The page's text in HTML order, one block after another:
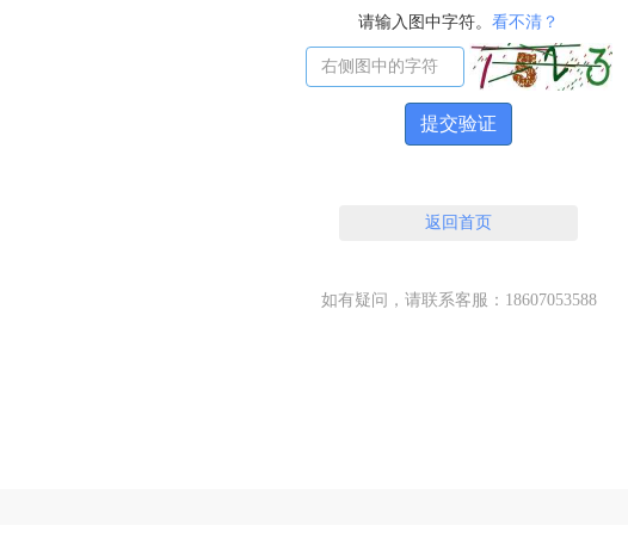
请输入图中字符。 看不清？
提交验证
返回首页
如有疑问，请联系客服：18607053588